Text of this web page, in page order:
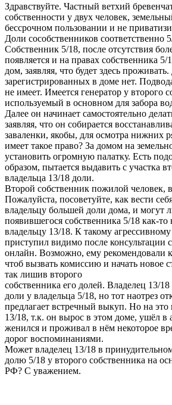
Здравствуйте. Частный ветхий
собственности у двух человек,
бессрочном пользовании и не
Доли сособственников соответственно
Собственник 5/18, после отсутствия
появляется и на правах собственника 5/
дом, заявляя, что будет здесь
зарегистрированных в доме нет.
не имеет. Имеется генератор у второго
используемый в основном для забора
Далее он начинает самостоятельно
заявляя, что он собирается
заваленки, якобы, для осмотра нижних
имеет такое право? За домом на
установить огромную палатку. Есть
образом, пытается выдавить с участка
владельца 13/18 доли.
Второй собственник пожилой человек,
Пожалуйста, посоветуйте, как вести
владельцу большей доли дома, и могут
появившегося собственника 5/18 как-
владельцу 13/18. К такому
приступил видимо после консультации
онлайн. Возможно, ему рекомендовали
чтоб вызвать комиссию и начать новое
так лишив второго
собственника его долей. Владелец 13/
доли у владельца 5/18, но тот наотрез
предлагает встречный выкуп. Но на это
13/18, т.к. он вырос в этом доме, ушёл
женился и проживал в нём некоторое
дорог воспоминаниями.
Может владелец 13/18 в
долю 5/18 у второго собственника на
РФ? С уважением.